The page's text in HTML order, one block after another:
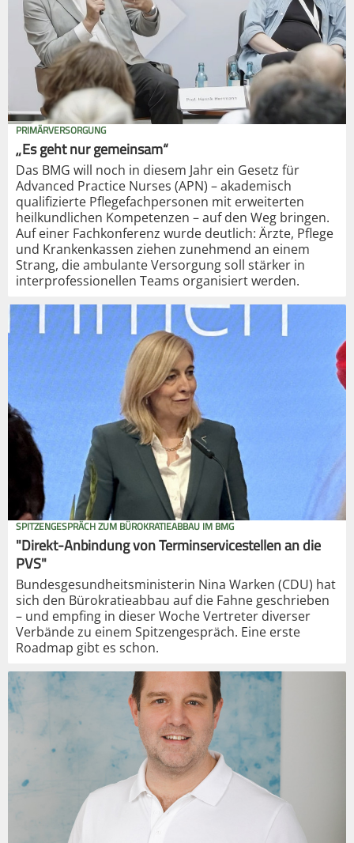
PRIMÄRVERSORGUNG
„Es geht nur gemeinsam“
Das BMG will noch in diesem Jahr ein Gesetz für
Advanced Practice Nurses (APN) – akademisch
qualifizierte Pflegefachpersonen mit erweiterten
heilkundlichen Kompetenzen – auf den Weg bringen.
Auf einer Fachkonferenz wurde deutlich: Ärzte, Pflege
und Krankenkassen ziehen zunehmend an einem
Strang, die ambulante Versorgung soll stärker in
interprofessionellen Teams organisiert werden.
SPITZENGESPRÄCH ZUM BÜROKRATIEABBAU IM BMG
"Direkt-Anbindung von Terminservicestellen an die
PVS"
Bundesgesundheitsministerin Nina Warken (CDU) hat
sich den Bürokratieabbau auf die Fahne geschrieben
– und empfing in dieser Woche Vertreter diverser
Verbände zu einem Spitzengespräch. Eine erste
Roadmap gibt es schon.